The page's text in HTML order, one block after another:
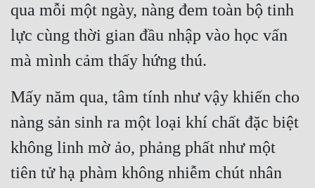
qua mỗi một ngày, nàng đem toàn bộ tinh
lực cùng thời gian đầu nhập vào học vấn
mà mình cảm thấy hứng thú.
Mấy năm qua, tâm tính như vậy khiến cho
nàng sản sinh ra một loại khí chất đặc biệt
không linh mờ ảo, phảng phất như một
tiên tử hạ phàm không nhiễm chút nhân